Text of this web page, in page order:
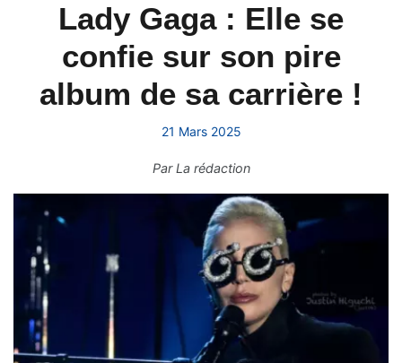
Lady Gaga : Elle se
confie sur son pire
album de sa carrière !
21 Mars 2025
ParLa rédaction